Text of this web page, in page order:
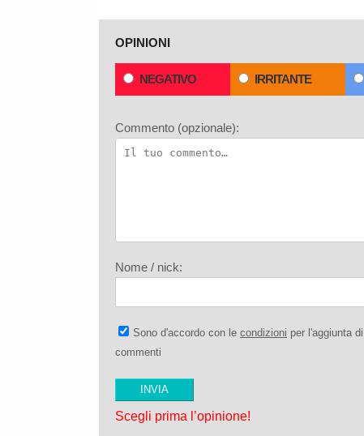
OPINIONI
NEGATIVO IRRITANTE
Commento (opzionale):
Nome / nick:
Sono d'accordo con le condizioni per l'aggiunta di
commenti
Scegli prima l’opinione!